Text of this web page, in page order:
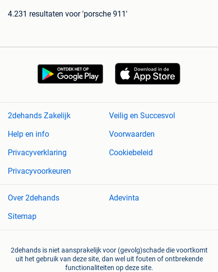
4.231 resultaten voor 'porsche 911'
2dehands Zakelijk
Veilig en Succesvol
Help en info
Voorwaarden
Privacyverklaring
Cookiebeleid
Privacyvoorkeuren
Over 2dehands
Adevinta
Sitemap
2dehands is niet aansprakelijk voor (gevolg)schade die voortkomt
uit het gebruik van deze site, dan wel uit fouten of ontbrekende
functionaliteiten op deze site.